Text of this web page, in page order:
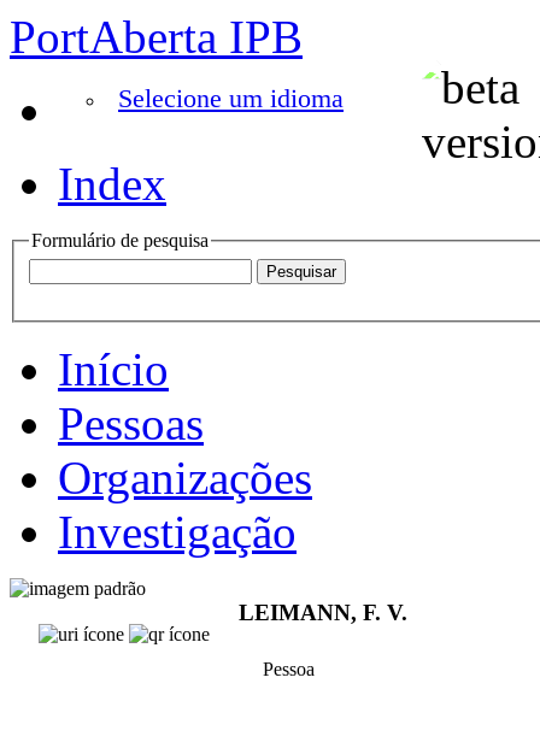
PortAberta IPB
Selecione um idioma
Index
Formulário de pesquisa
Início
Pessoas
Organizações
Investigação
LEIMANN, F. V.
Pessoa